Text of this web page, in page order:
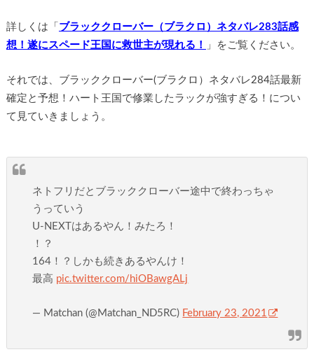
詳しくは「 ブラッククローバー（ブラクロ）ネタバレ283話感
想！遂にスペード王国に救世主が現れる！
」をご覧ください。
それでは、ブラッククローバー(ブラクロ）ネタバレ284話最新
確定と予想！ハート王国で修業したラックが強すぎる！につい
て見ていきましょう。
ネトフリだとブラッククローバー途中で終わっちゃ
うっていう
U-NEXTはあるやん！みたろ！
！？
164！？しかも続きあるやんけ！
最高 pic.twitter.com/hiOBawgALj
— Matchan (@Matchan_ND5RC) February 23, 2021